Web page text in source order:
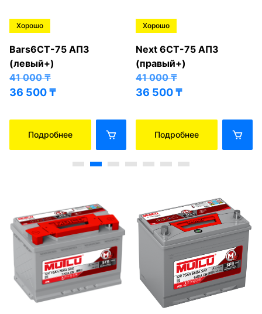
Хорошо
Bars6СТ-75 АПЗ
(левый+)
41 000₸
36 500₸
Подробнее
Хорошо
Next 6СТ-75 АПЗ
(правый+)
41 000₸
36 500₸
Подробнее